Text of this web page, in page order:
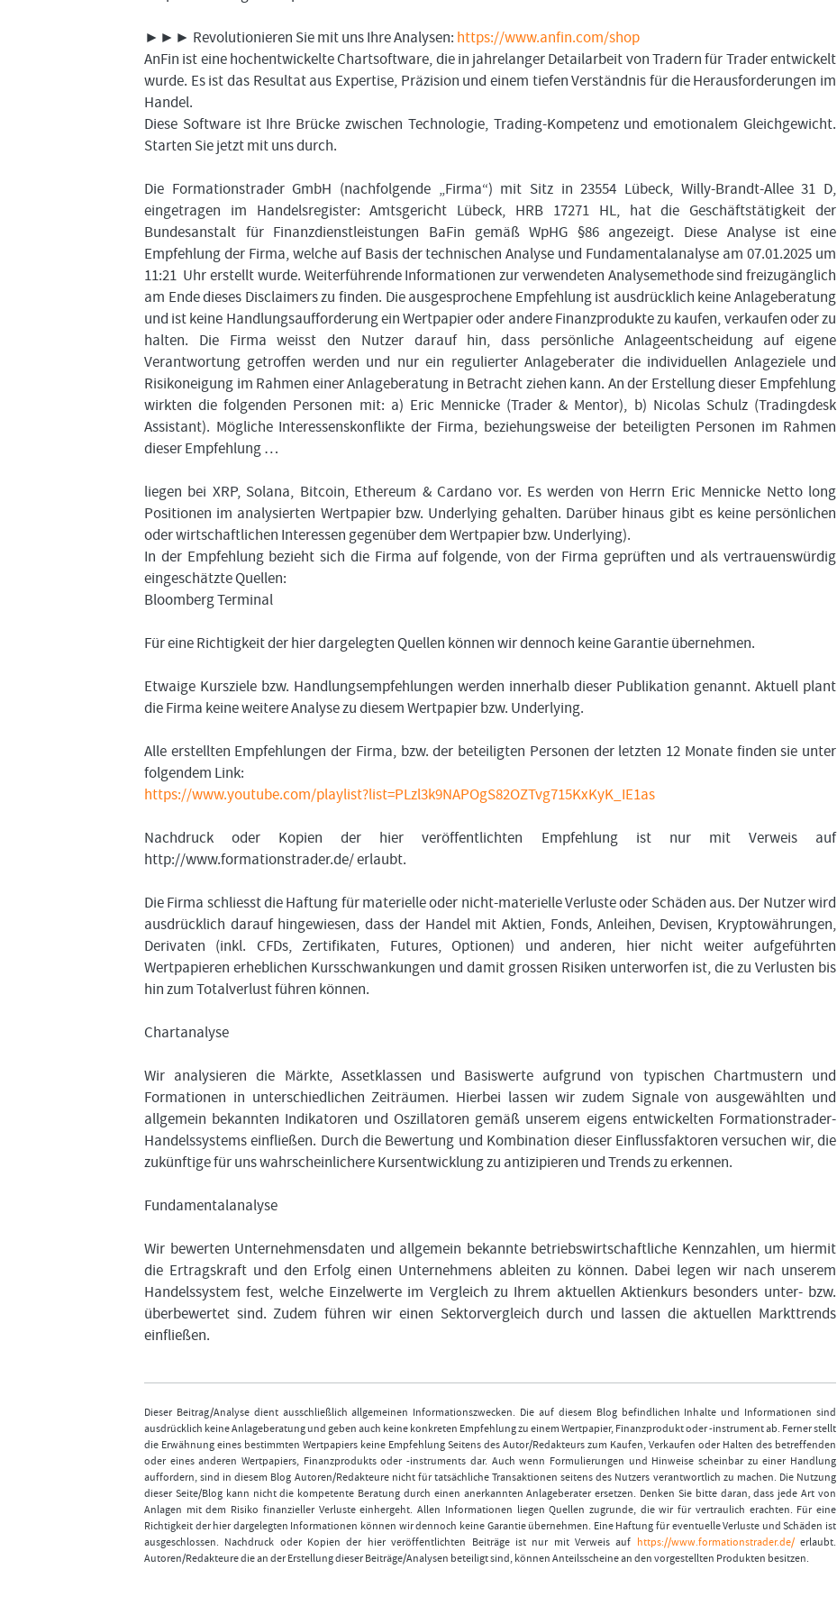
►►► Revolutionieren Sie mit uns Ihre Analysen: https://www.anfin.com/shop
AnFin ist eine hochentwickelte Chartsoftware, die in jahrelanger Detailarbeit von Tradern für Trader entwickelt
wurde. Es ist das Resultat aus Expertise, Präzision und einem tiefen Verständnis für die Herausforderungen im
Handel.
Diese Software ist Ihre Brücke zwischen Technologie, Trading-Kompetenz und emotionalem Gleichgewicht.
Starten Sie jetzt mit uns durch.
Die Formationstrader GmbH (nachfolgende „Firma“) mit Sitz in 23554 Lübeck, Willy-Brandt-Allee 31 D,
eingetragen im Handelsregister: Amtsgericht Lübeck, HRB 17271 HL, hat die Geschäftstätigkeit der
Bundesanstalt für Finanzdienstleistungen BaFin gemäß WpHG §86 angezeigt. Diese Analyse ist eine
Empfehlung der Firma, welche auf Basis der technischen Analyse und Fundamentalanalyse am 07.01.2025 um
11:21 Uhr erstellt wurde. Weiterführende Informationen zur verwendeten Analysemethode sind freizugänglich
am Ende dieses Disclaimers zu finden. Die ausgesprochene Empfehlung ist ausdrücklich keine Anlageberatung
und ist keine Handlungsaufforderung ein Wertpapier oder andere Finanzprodukte zu kaufen, verkaufen oder zu
halten. Die Firma weisst den Nutzer darauf hin, dass persönliche Anlageentscheidung auf eigene
Verantwortung getroffen werden und nur ein regulierter Anlageberater die individuellen Anlageziele und
Risikoneigung im Rahmen einer Anlageberatung in Betracht ziehen kann. An der Erstellung dieser Empfehlung
wirkten die folgenden Personen mit: a) Eric Mennicke (Trader & Mentor), b) Nicolas Schulz (Tradingdesk
Assistant). Mögliche Interessenskonflikte der Firma, beziehungsweise der beteiligten Personen im Rahmen
dieser Empfehlung …
liegen bei XRP, Solana, Bitcoin, Ethereum & Cardano vor. Es werden von Herrn Eric Mennicke Netto long
Positionen im analysierten Wertpapier bzw. Underlying gehalten. Darüber hinaus gibt es keine persönlichen
oder wirtschaftlichen Interessen gegenüber dem Wertpapier bzw. Underlying).
In der Empfehlung bezieht sich die Firma auf folgende, von der Firma geprüften und als vertrauenswürdig
eingeschätzte Quellen:
Bloomberg Terminal
Für eine Richtigkeit der hier dargelegten Quellen können wir dennoch keine Garantie übernehmen.
Etwaige Kursziele bzw. Handlungsempfehlungen werden innerhalb dieser Publikation genannt. Aktuell plant
die Firma keine weitere Analyse zu diesem Wertpapier bzw. Underlying.
Alle erstellten Empfehlungen der Firma, bzw. der beteiligten Personen der letzten 12 Monate finden sie unter
folgendem Link:
https://www.youtube.com/playlist?list=PLzl3k9NAPOgS82OZTvg715KxKyK_IE1as
Nachdruck oder Kopien der hier veröffentlichten Empfehlung ist nur mit Verweis auf
http://www.formationstrader.de/ erlaubt.
Die Firma schliesst die Haftung für materielle oder nicht-materielle Verluste oder Schäden aus. Der Nutzer wird
ausdrücklich darauf hingewiesen, dass der Handel mit Aktien, Fonds, Anleihen, Devisen, Kryptowährungen,
Derivaten (inkl. CFDs, Zertifikaten, Futures, Optionen) und anderen, hier nicht weiter aufgeführten
Wertpapieren erheblichen Kursschwankungen und damit grossen Risiken unterworfen ist, die zu Verlusten bis
hin zum Totalverlust führen können.
Chartanalyse
Wir analysieren die Märkte, Assetklassen und Basiswerte aufgrund von typischen Chartmustern und
Formationen in unterschiedlichen Zeiträumen. Hierbei lassen wir zudem Signale von ausgewählten und
allgemein bekannten Indikatoren und Oszillatoren gemäß unserem eigens entwickelten Formationstrader-
Handelssystems einfließen. Durch die Bewertung und Kombination dieser Einflussfaktoren versuchen wir, die
zukünftige für uns wahrscheinlichere Kursentwicklung zu antizipieren und Trends zu erkennen.
Fundamentalanalyse
Wir bewerten Unternehmensdaten und allgemein bekannte betriebswirtschaftliche Kennzahlen, um hiermit
die Ertragskraft und den Erfolg einen Unternehmens ableiten zu können. Dabei legen wir nach unserem
Handelssystem fest, welche Einzelwerte im Vergleich zu Ihrem aktuellen Aktienkurs besonders unter- bzw.
überbewertet sind. Zudem führen wir einen Sektorvergleich durch und lassen die aktuellen Markttrends
einfließen.
Dieser Beitrag/Analyse dient ausschließlich allgemeinen Informationszwecken. Die auf diesem Blog befindlichen Inhalte und Informationen sind
ausdrücklich keine Anlageberatung und geben auch keine konkreten Empfehlung zu einem Wertpapier, Finanzprodukt oder -instrument ab. Ferner stellt
die Erwähnung eines bestimmten Wertpapiers keine Empfehlung Seitens des Autor/Redakteurs zum Kaufen, Verkaufen oder Halten des betreffenden
oder eines anderen Wertpapiers, Finanzprodukts oder -instruments dar. Auch wenn Formulierungen und Hinweise scheinbar zu einer Handlung
auffordern, sind in diesem Blog Autoren/Redakteure nicht für tatsächliche Transaktionen seitens des Nutzers verantwortlich zu machen. Die Nutzung
dieser Seite/Blog kann nicht die kompetente Beratung durch einen anerkannten Anlageberater ersetzen. Denken Sie bitte daran, dass jede Art von
Anlagen mit dem Risiko finanzieller Verluste einhergeht. Allen Informationen liegen Quellen zugrunde, die wir für vertraulich erachten. Für eine
Richtigkeit der hier dargelegten Informationen können wir dennoch keine Garantie übernehmen. Eine Haftung für eventuelle Verluste und Schäden ist
ausgeschlossen. Nachdruck oder Kopien der hier veröffentlichten Beiträge ist nur mit Verweis auf https://www.formationstrader.de/erlaubt.
Autoren/Redakteure die an der Erstellung dieser Beiträge/Analysen beteiligt sind, können Anteilsscheine an den vorgestellten Produkten besitzen.